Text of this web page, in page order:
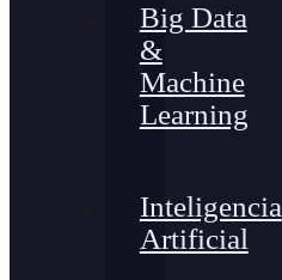
Big Data
&
Machine
Learning
Inteligencia
Artificial